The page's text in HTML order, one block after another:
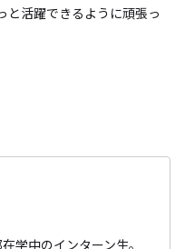
と活躍できるように頑張っ
学中のインターン生。